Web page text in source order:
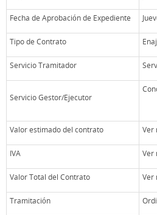
Fecha de Aprobación de Expediente
Tipo de Contrato
Servicio Tramitador
Servicio Gestor/Ejecutor
Valor estimado del contrato Ver
IVA Ver
Valor Total del Contrato Ver
Tramitación